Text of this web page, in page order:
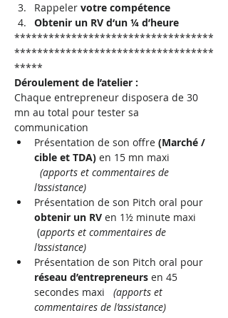
Rappeler votre compétence
Obtenir un RV d‘un ¼ d’heure
***********************************
***********************************
*****
Déroulement de l’atelier :
Chaque entrepreneur disposera de 30
mn au total pour tester sa
communication
Présentation de son offre (Marché /
cible et TDA) en 15 mn maxi
(apports et commentaires de
l’assistance)
Présentation de son Pitch oral pour
obtenir un RV en 1½ minute maxi
(apports et commentaires de
l’assistance)
Présentation de son Pitch oral pour
réseau d’entrepreneurs en 45
secondes maxi (apports et
commentaires de l’assistance)